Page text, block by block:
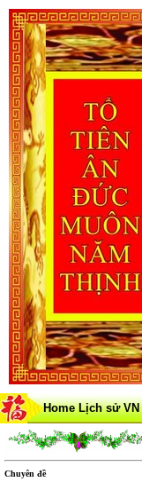
Home Lịch sử VN
Chuyên đề